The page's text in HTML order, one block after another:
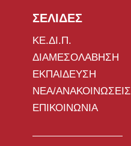
ΣΕΛΙΔΕΣ
ΚΕ.ΔΙ.Π.
ΔΙΑΜΕΣΟΛΑΒΗΣΗ
ΕΚΠΑΙΔΕΥΣΗ
ΝΕΑ/ΑΝΑΚΟΙΝΩΣΕΙΣ
ΕΠΙΚΟΙΝΩΝΙΑ